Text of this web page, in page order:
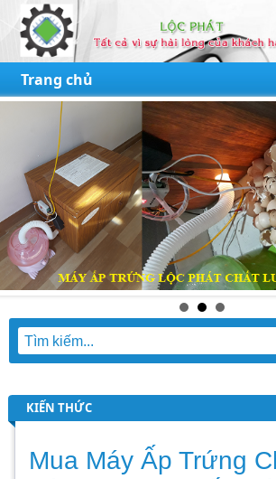
Trang chủ
KIẾN THỨC
Mua Máy Ấp Trứng